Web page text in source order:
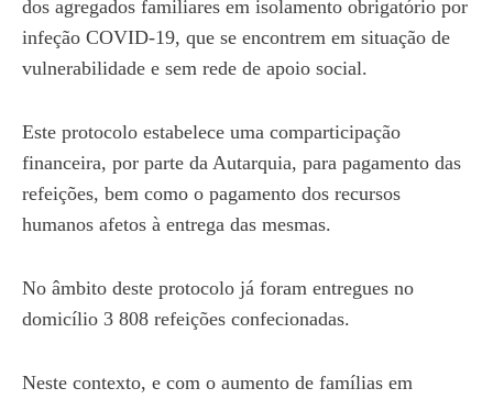
dos agregados familiares em isolamento obrigatório por
infeção COVID-19, que se encontrem em situação de
vulnerabilidade e sem rede de apoio social.
Este protocolo estabelece uma comparticipação
financeira, por parte da Autarquia, para pagamento das
refeições, bem como o pagamento dos recursos
humanos afetos à entrega das mesmas.
No âmbito deste protocolo já foram entregues no
domicílio 3 808 refeições confecionadas.
Neste contexto, e com o aumento de famílias em